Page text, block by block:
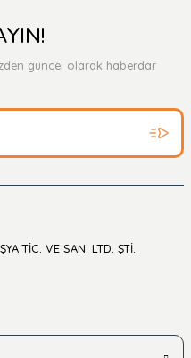
sorulmamış.
güncel olarak haberdar
TİC. VE SAN. LTD. ŞTİ.